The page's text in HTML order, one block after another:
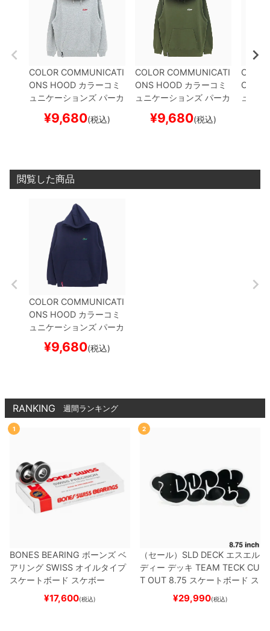
COLOR COMMUNICATI
ONS HOOD カラーコミ
ュニケーションズ パーカ
TTERGREY刺繍ロゴ
¥9,680(税込)
COLOR COMMUNICATI
ONS HOOD カラーコミ
ュニケーションズ パーカ
TTERLIGHT OLIVE刺
¥9,680(税込)
ONS
ュニケ
閲覧した商品
COLOR COMMUNICATI
ONS HOOD カラーコミ
ュニケーションズ パーカ
WAWA OWL EMB LE
TTERNAVY刺繍ロゴ
¥9,680(税込)
RANKING 週間ランキング
1
BONES BEARING ボーンズ ベ
アリング SWISS オイルタイプ
スケートボード スケボー
¥17,600(税込)
2
（セール） SLD DECK エスエル
ディー デッキ TEAM TECK CU
T OUT 8.75 スケートボード ス
¥29,990(税込)